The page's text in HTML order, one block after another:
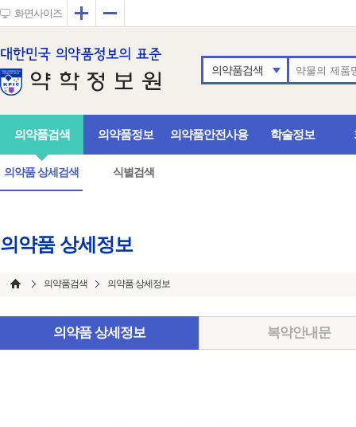
화면사이즈 확대
의약품검색
의약품검색
의약품 상세검색 식별검색
의약품정보 의약품안전사용 학술정보
의약품 상세정보
의약품검색 의약품 상세정보
의약품 상세정보 복약안내문